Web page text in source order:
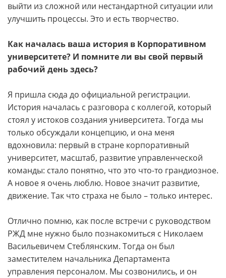
выйти из сложной или нестандартной ситуации или
улучшить процессы. Это и есть творчество.
Как началась ваша история в Корпоративном
университете? И помните ли вы свой первый
рабочий день здесь?
Я пришла сюда до официальной регистрации.
История началась с разговора с коллегой, который
стоял у истоков создания университета. Тогда мы
только обсуждали концепцию, и она меня
вдохновила: первый в стране корпоративный
университет, масштаб, развитие управленческой
команды: стало понятно, что это что-то грандиозное.
А новое я очень люблю. Новое значит развитие,
движение. Так что страха не было – только интерес.
Отлично помню, как после встречи с руководством
РЖД мне нужно было познакомиться с Николаем
Васильевичем Стеблянским. Тогда он был
заместителем начальника Департамента
управления персоналом. Мы созвонились, и он